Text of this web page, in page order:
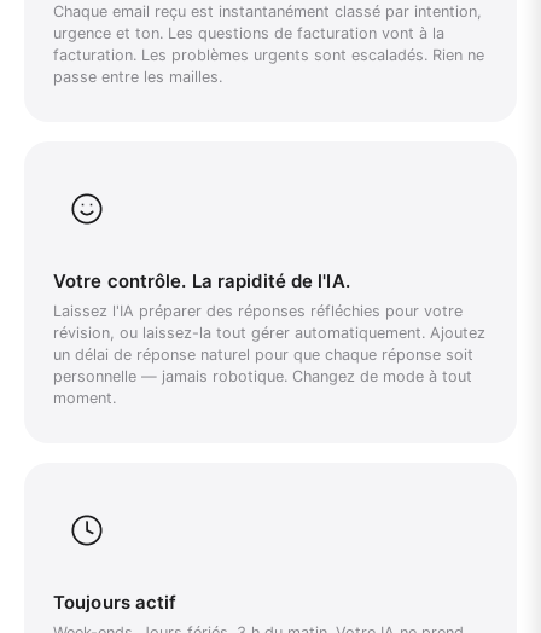
Chaque email reçu est instantanément classé par intention,
urgence et ton. Les questions de facturation vont à la
facturation. Les problèmes urgents sont escaladés. Rien ne
passe entre les mailles.
Votre contrôle. La rapidité de l'IA.
Laissez l'IA préparer des réponses réfléchies pour votre
révision, ou laissez-la tout gérer automatiquement. Ajoutez
un délai de réponse naturel pour que chaque réponse soit
personnelle — jamais robotique. Changez de mode à tout
moment.
Toujours actif